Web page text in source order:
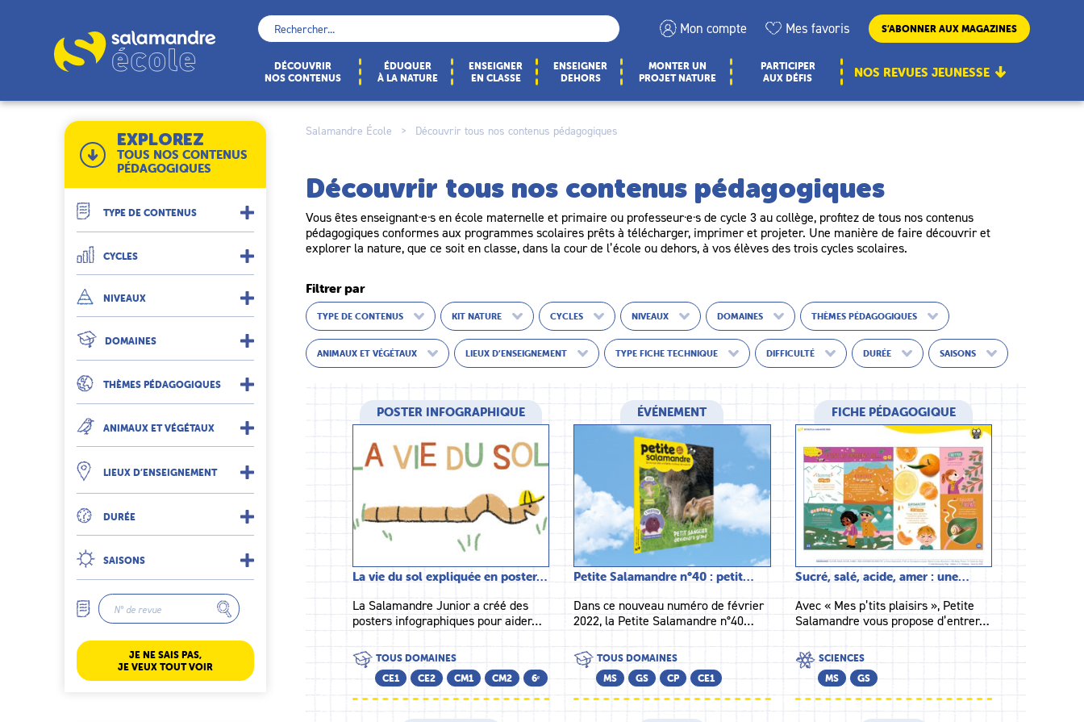
École
Rechercher :
Mon compte Mes favoris S’ABONNER AUX MAGAZINES
DÉCOUVRIR
NOS CONTENUS
ÉDUQUER
À LA NATURE
ENSEIGNER
EN CLASSE
ENSEIGNER
DEHORS
MONTER UN
PROJET NATURE
PARTICIPER
AUX DÉFIS
NOS REVUES JEUNESSE
EXPLOREZ
TOUS NOS CONTENUS
PÉDAGOGIQUES
TYPE DE CONTENUS
CYCLES
NIVEAUX
DOMAINES
THÈMES PÉDAGOGIQUES
ANIMAUX ET VÉGÉTAUX
LIEUX D’ENSEIGNEMENT
DURÉE
SAISONS
JE NE SAIS PAS,
JE VEUX TOUT VOIR
Salamandre École > Découvrir tous nos contenus pédagogiques
Découvrir tous nos contenus pédagogiques
Vous êtes enseignant·e·s en école maternelle et primaire ou professeur·e·s de cycle 3 au collège, profitez de tous nos contenus
pédagogiques conformes aux programmes scolaires prêts à télécharger, imprimer et projeter. Une manière de faire découvrir et
explorer la nature, que ce soit en classe, dans la cour de l’école ou dehors, à vos élèves des trois cycles scolaires.
Filtrer par
TYPE DE CONTENUS KIT NATURE CYCLES NIVEAUX DOMAINES THÈMES PÉDAGOGIQUES
ANIMAUX ET VÉGÉTAUX LIEUX D’ENSEIGNEMENT TYPE FICHE TECHNIQUE DIFFICULTÉ DURÉE SAISONS
POSTER INFOGRAPHIQUE
La vie du sol expliquée en poster…
La Salamandre Junior a créé des
posters infographiques pour aider…
TOUS DOMAINES
CE1
CE2 CM1 CM2 6ᵉ
ÉVÉNEMENT
Petite Salamandre n°40 : petit…
Dans ce nouveau numéro de février
2022, la Petite Salamandre n°40…
TOUS DOMAINES
MS
GS CP CE1
FICHE PÉDAGOGIQUE
Sucré, salé, acide, amer : une…
Avec « Mes p’tits plaisirs », Petite
Salamandre vous propose d’entrer…
SCIENCES
MS
GS